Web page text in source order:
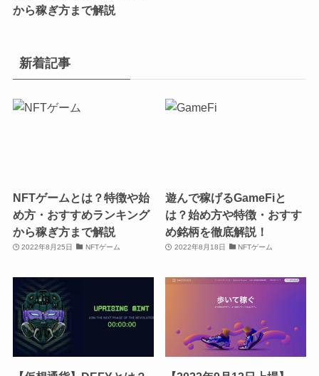
から稼ぎ方まで解説
新着記事
NFTゲームとは？特徴や始
め方・おすすめランキング
から稼ぎ方まで解説
2022年8月25日 NFTゲーム
遊んで稼げるGameFiと
は？始め方や特徴・おすす
め銘柄を徹底解説！
2022年8月18日 NFTゲーム